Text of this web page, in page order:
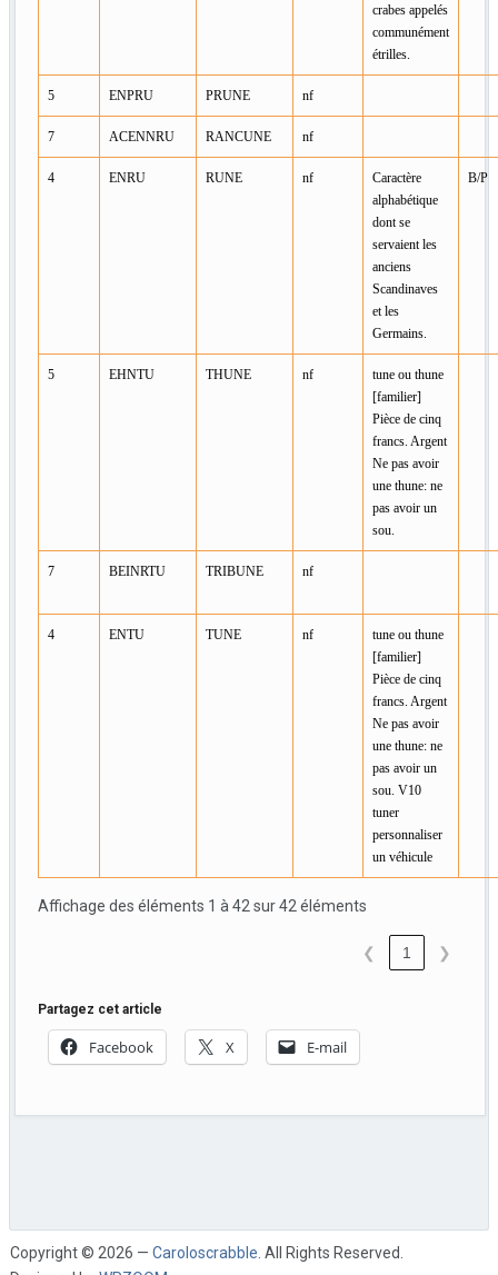
crabes appelés
communément
étrilles.
5 ENPRU PRUNE nf
7 ACENNRU RANCUNE nf
4 ENRU RUNE nf
Caractère
alphabétique
dont se
servaient les
anciens
Scandinaves
et les
Germains.
B/P
5 EHNTU THUNE nf
tune ou thune
[familier]
Pièce de cinq
francs. Argent
Ne pas avoir
une thune: ne
pas avoir un
sou.
7 BEINRTU TRIBUNE nf
4 ENTU TUNE nf
tune ou thune
[familier]
Pièce de cinq
francs. Argent
Ne pas avoir
une thune: ne
pas avoir un
sou. V10
tuner
personnaliser
un véhicule
Affichage des éléments 1 à 42 sur 42 éléments
❮ 1 ❯
Partagez cet article
Facebook X E-mail
Copyright © 2026 — Caroloscrabble . All Rights Reserved.